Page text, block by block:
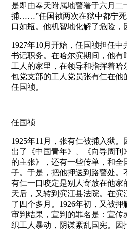
是即由奉天附属地警署于六月二
捕……”任国祯两次在狱中都宁死
口如瓶。他机智地化解了危险，
1927年10月开始，任国祯担任
书记职务。在哈尔滨期间，他有
工人的家里，在领导和指挥着哈
包党支部的工人党员张有仁在他
任国祯。
任国祯
1925年11月，张有仁被捕入狱
出了《中国青年》、《向导周刊
的主张》，还有一些传单，和全
子。于是，把他押送到路警处。
有仁一口咬定是别人寄放在他家
天后，又转到滨江县法院。在滨
了四个多月。1926年初，又被
审判结果，宣判的罪名是：宣传
织工人暴动，阴谋紊乱国宪。因